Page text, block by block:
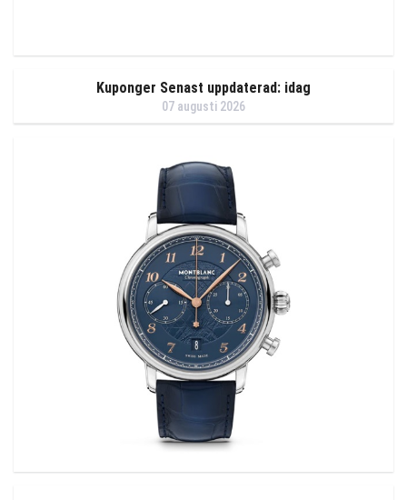
Kuponger Senast uppdaterad: idag
07 augusti 2026